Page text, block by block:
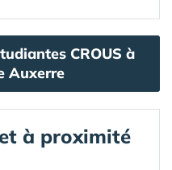
CROUS à
Auxerre
et à proximité